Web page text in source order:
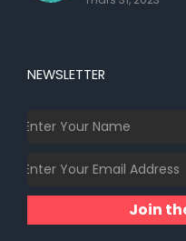
NEWSLETTER
Join